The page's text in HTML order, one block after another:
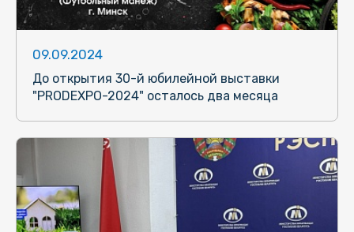
09.09.2024
До открытия 30-й юбилейной выставки
"PRODEXPO-2024" осталось два месяца